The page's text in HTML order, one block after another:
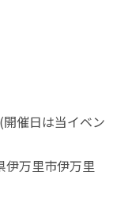
催日は当イベン
万里市伊万里